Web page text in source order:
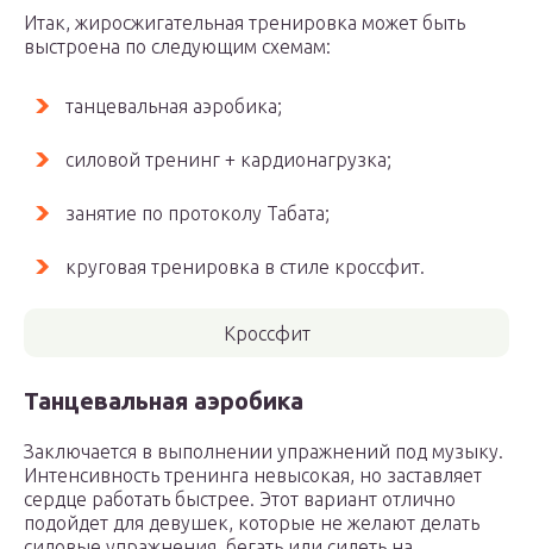
Итак, жиросжигательная тренировка может быть
выстроена по следующим схемам:
танцевальная аэробика;
силовой тренинг + кардионагрузка;
занятие по протоколу Табата;
круговая тренировка в стиле кроссфит.
Кроссфит
Танцевальная аэробика
Заключается в выполнении упражнений под музыку.
Интенсивность тренинга невысокая, но заставляет
сердце работать быстрее. Этот вариант отлично
подойдет для девушек, которые не желают делать